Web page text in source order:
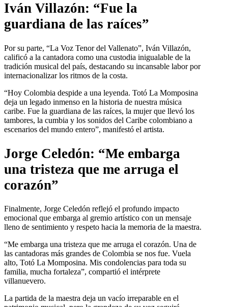
Iván Villazón: “Fue la
guardiana de las raíces”
Por su parte, “La Voz Tenor del Vallenato”, Iván Villazón,
calificó a la cantadora como una custodia inigualable de la
tradición musical del país, destacando su incansable labor por
internacionalizar los ritmos de la costa.
“Hoy Colombia despide a una leyenda. Totó La Momposina
deja un legado inmenso en la historia de nuestra música
caribe. Fue la guardiana de las raíces, la mujer que llevó los
tambores, la cumbia y los sonidos del Caribe colombiano a
escenarios del mundo entero”, manifestó el artista.
Jorge Celedón: “Me embarga
una tristeza que me arruga el
corazón”
Finalmente, Jorge Celedón reflejó el profundo impacto
emocional que embarga al gremio artístico con un mensaje
lleno de sentimiento y respeto hacia la memoria de la maestra.
“Me embarga una tristeza que me arruga el corazón. Una de
las cantadoras más grandes de Colombia se nos fue. Vuela
alto, Totó La Momposina. Mis condolencias para toda su
familia, mucha fortaleza”, compartió el intérprete
villanuevero.
La partida de la maestra deja un vacío irreparable en el